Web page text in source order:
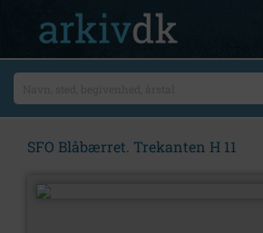
SFO Blåbærret. Trekanten H 11